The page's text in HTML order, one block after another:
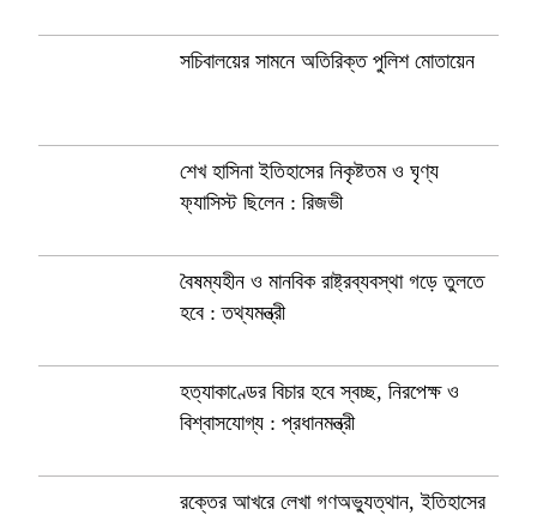
সচিবালয়ের সামনে অতিরিক্ত পুলিশ মোতায়েন
শেখ হাসিনা ইতিহাসের নিকৃষ্টতম ও ঘৃণ্য
ফ্যাসিস্ট ছিলেন : রিজভী
বৈষম্যহীন ও মানবিক রাষ্ট্রব্যবস্থা গড়ে তুলতে
হবে : তথ্যমন্ত্রী
হত্যাকাণ্ডের বিচার হবে স্বচ্ছ, নিরপেক্ষ ও
বিশ্বাসযোগ্য : প্রধানমন্ত্রী
রক্তের আখরে লেখা গণঅভ্যুত্থান, ইতিহাসের